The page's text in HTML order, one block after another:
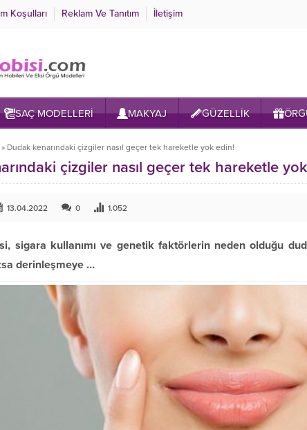
Koşulları Reklam Ve Tanıtım İletişim
SAÇ MODELLERİ MAKYAJ GÜZELLİK
» Dudak kenarındaki çizgiler nasıl geçer tek hareketle yok edin!
çizgiler nasıl geçer tek hareketle
13.04.2022 0 1.052
sigara kullanımı ve genetik faktörlerin neden olduğu
derinleşmeye …